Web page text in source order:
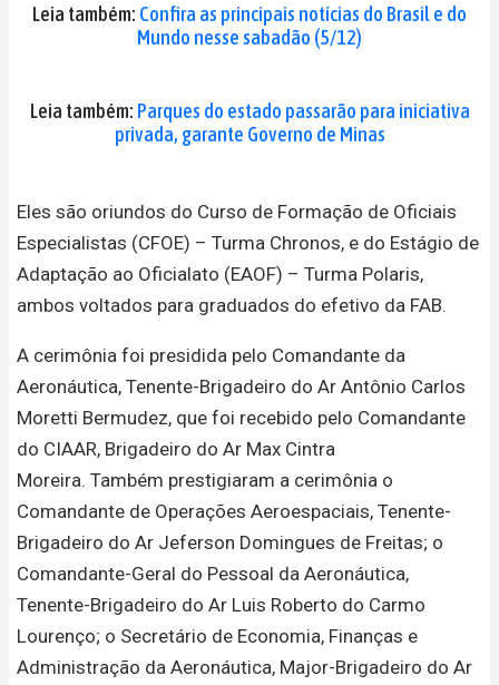
Leia também: Confira as principais notícias do Brasil e do
Mundo nesse sabadão (5/12)
Leia também: Parques do estado passarão para iniciativa
privada, garante Governo de Minas
Eles são oriundos do Curso de Formação de Oficiais
Especialistas (CFOE) – Turma Chronos, e do Estágio de
Adaptação ao Oficialato (EAOF) – Turma Polaris,
ambos voltados para graduados do efetivo da FAB.
A cerimônia foi presidida pelo Comandante da
Aeronáutica, Tenente-Brigadeiro do Ar Antônio Carlos
Moretti Bermudez, que foi recebido pelo Comandante
do CIAAR, Brigadeiro do Ar Max Cintra
Moreira. Também prestigiaram a cerimônia o
Comandante de Operações Aeroespaciais, Tenente-
Brigadeiro do Ar Jeferson Domingues de Freitas; o
Comandante-Geral do Pessoal da Aeronáutica,
Tenente-Brigadeiro do Ar Luis Roberto do Carmo
Lourenço; o Secretário de Economia, Finanças e
Administração da Aeronáutica, Major-Brigadeiro do Ar